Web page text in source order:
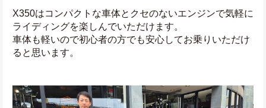
X350はコンパクトな車体とクセのないエンジンで気軽に
ライディングを楽しんでいただけます。
車体も軽いので初心者の方でも安心してお乗りいただけ
ると思います。